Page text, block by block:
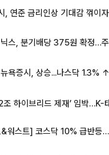
뉴욕증시, 상승...나스닥 1.3% ↑